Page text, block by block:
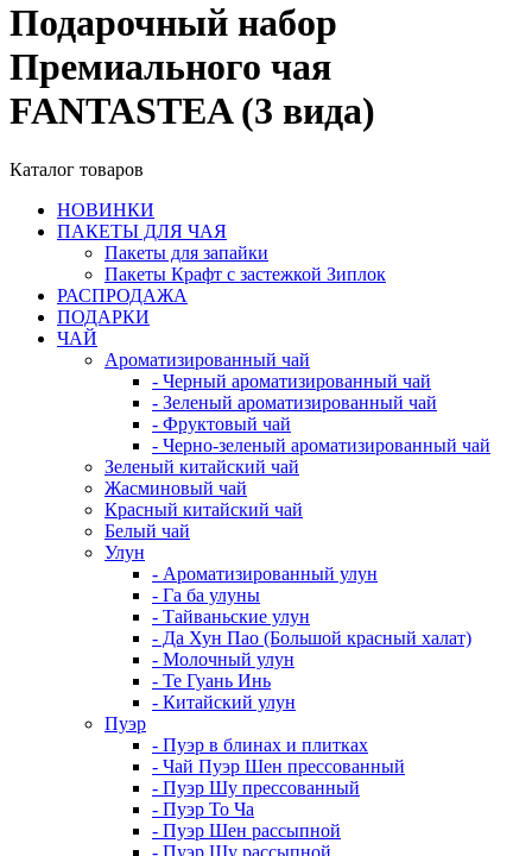
Подарочный набор
Премиального чая
FANTASTEA (3 вида)
Каталог товаров
НОВИНКИ
ПАКЕТЫ ДЛЯ ЧАЯ
Пакеты для запайки
Пакеты Крафт с застежкой Зиплок
РАСПРОДАЖА
ПОДАРКИ
ЧАЙ
Ароматизированный чай
- Черный ароматизированный чай
- Зеленый ароматизированный чай
- Фруктовый чай
- Черно-зеленый ароматизированный чай
Зеленый китайский чай
Жасминовый чай
Красный китайский чай
Белый чай
Улун
- Ароматизированный улун
- Га ба улуны
- Тайваньские улун
- Да Хун Пао (Большой красный халат)
- Молочный улун
- Те Гуань Инь
- Китайский улун
Пуэр
- Пуэр в блинах и плитках
- Чай Пуэр Шен прессованный
- Пуэр Шу прессованный
- Пуэр То Ча
- Пуэр Шен рассыпной
- Пуэр Шу рассыпной